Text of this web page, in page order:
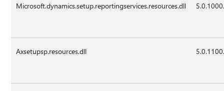
Microsoft.dynamics.setup.reportingservices.resources.dll
Axsetupsp.resources.dll